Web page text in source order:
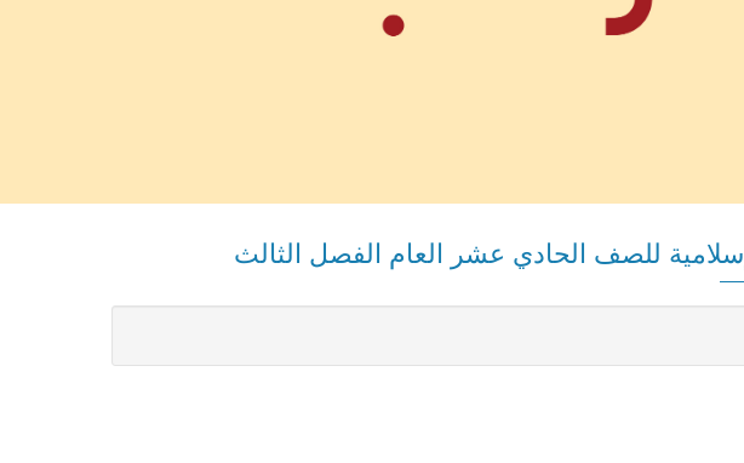
للصف الحادي عشر العام الفصل الثالث